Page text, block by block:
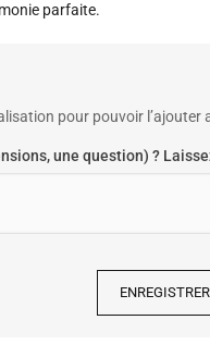
parfaite.
pour pouvoir l’ajouter
une question) ?